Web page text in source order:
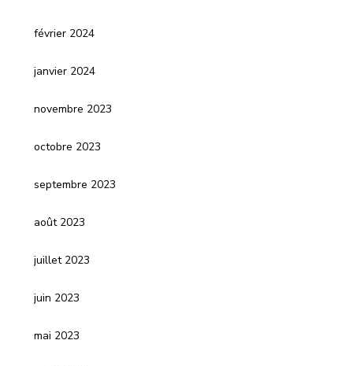
février 2024
janvier 2024
novembre 2023
octobre 2023
septembre 2023
août 2023
juillet 2023
juin 2023
mai 2023